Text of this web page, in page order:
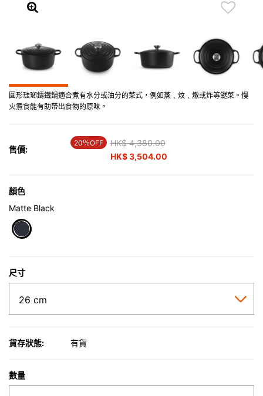
圓形琺瑯鑄鐵鍋適合煮有水分或油分的菜式，例如蒸﹑炆﹑燉或炸等餸菜。慢
火煮食能有助帶出食物的原味。
售價:
20％OFF Price reduced from
HK$ 4,380.00to
HK$ 3,504.00
顏色
Matte Black
尺寸
貨存狀態: 有貨
數量